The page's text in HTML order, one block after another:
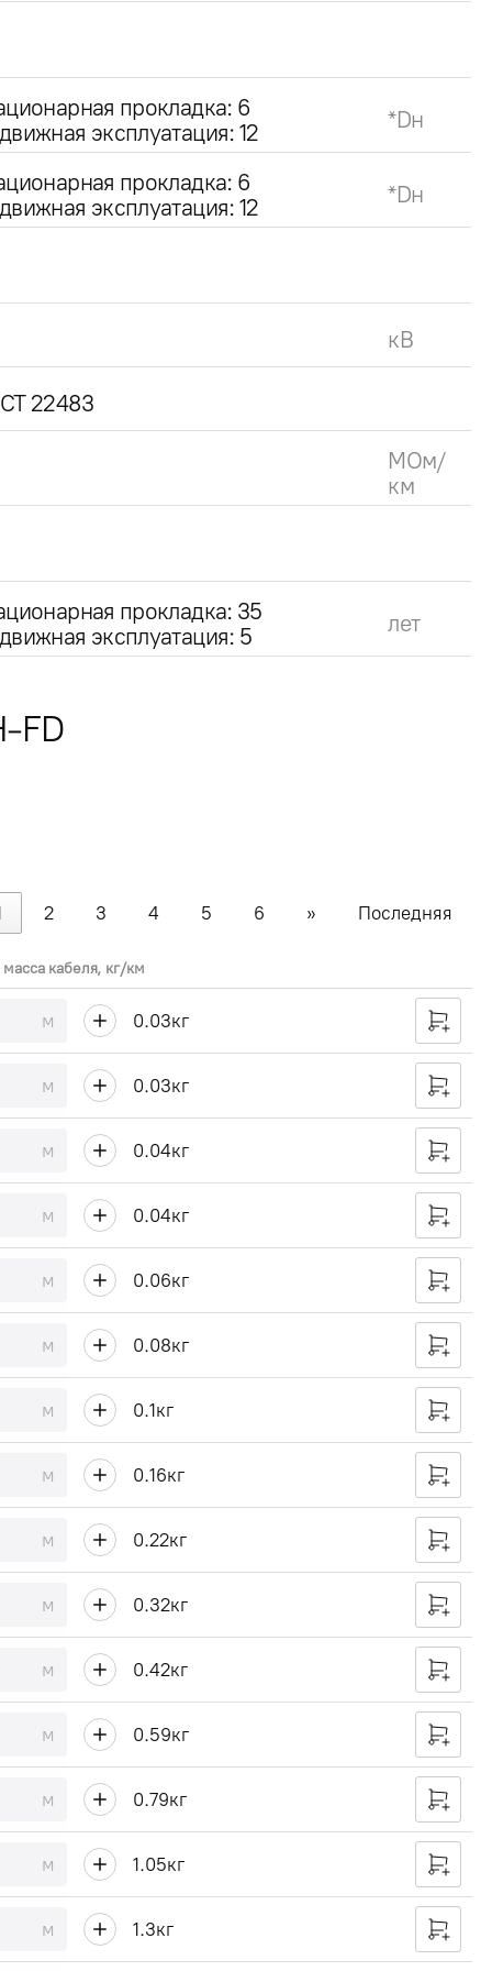
прокладка: 6
эксплуатация: 12
*Dн
прокладка: 6
эксплуатация: 12
*Dн
кВ
22483
МОм/
км
прокладка: 35
эксплуатация: 5
лет
FD
2 3 4 5 6 » Последняя
масса кабеля, кг/км
м 0.03кг
м 0.03кг
м 0.04кг
м 0.04кг
м 0.06кг
м 0.08кг
м 0.1кг
м 0.16кг
м 0.22кг
м 0.32кг
м 0.42кг
м 0.59кг
м 0.79кг
м 1.05кг
м 1.3кг